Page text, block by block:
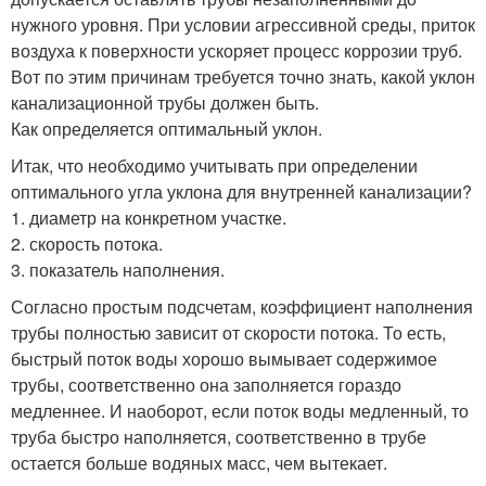
нужного уровня. При условии агрессивной среды, приток
воздуха к поверхности ускоряет процесс коррозии труб.
Вот по этим причинам требуется точно знать, какой уклон
канализационной трубы должен быть.
Как определяется оптимальный уклон.
Итак, что необходимо учитывать при определении
оптимального угла уклона для внутренней канализации?
1. диаметр на конкретном участке.
2. скорость потока.
3. показатель наполнения.
Согласно простым подсчетам, коэффициент наполнения
трубы полностью зависит от скорости потока. То есть,
быстрый поток воды хорошо вымывает содержимое
трубы, соответственно она заполняется гораздо
медленнее. И наоборот, если поток воды медленный, то
труба быстро наполняется, соответственно в трубе
остается больше водяных масс, чем вытекает.